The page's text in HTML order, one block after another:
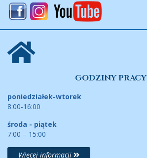
GODZINY PRACY
poniedziałek-wtorek
8:00-16:00
środa - piątek
7:00 – 15:00
Więcej informacji